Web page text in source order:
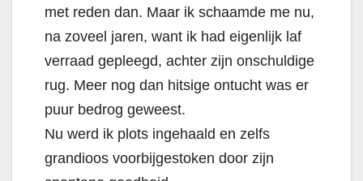
met reden dan. Maar ik schaamde me nu,
na zoveel jaren, want ik had eigenlijk laf
verraad gepleegd, achter zijn onschuldige
rug. Meer nog dan hitsige ontucht was er
puur bedrog geweest.
Nu werd ik plots ingehaald en zelfs
grandioos voorbijgestoken door zijn